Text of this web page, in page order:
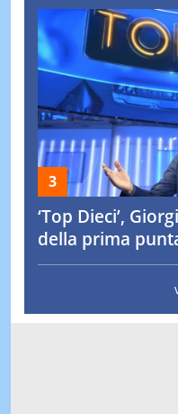
‘Top Dieci’,
della prima